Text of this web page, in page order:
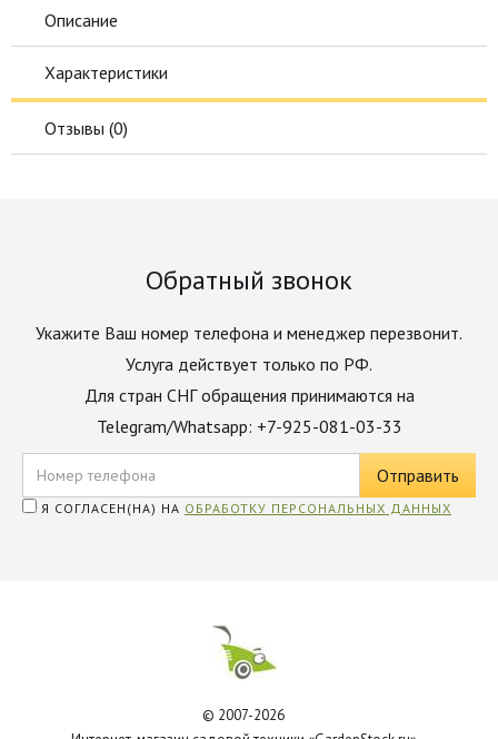
Описание
Характеристики
Отзывы (0)
Обратный звонок
Укажите Ваш номер телефона и менеджер перезвонит.
Услуга действует только по РФ.
Для стран СНГ обращения принимаются на
Telegram/Whatsapp: +7-925-081-03-33
Я СОГЛАСЕН(НА) НА ОБРАБОТКУ ПЕРСОНАЛЬНЫХ ДАННЫХ
© 2007-2026